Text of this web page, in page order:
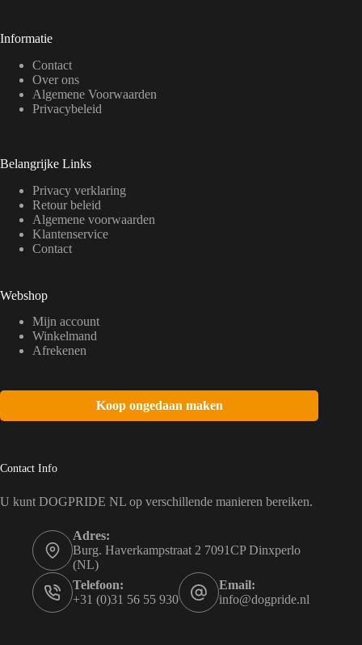
Informatie
Contact
Over ons
Algemene Voorwaarden
Privacybeleid
Belangrijke Links
Privacy verklaring
Retour beleid
Algemene voorwaarden
Klantenservice
Contact
Webshop
Mijn account
Winkelmand
Afrekenen
Koop ongedaan maken
Contact Info
U kunt DOGPRIDE NL op verschillende manieren bereiken.
Adres:
Burg. Haverkampstraat 2 7091CP Dinxperlo
(NL)
Telefoon:
+31 (0)31 56 55 930
Email:
info@dogpride.nl